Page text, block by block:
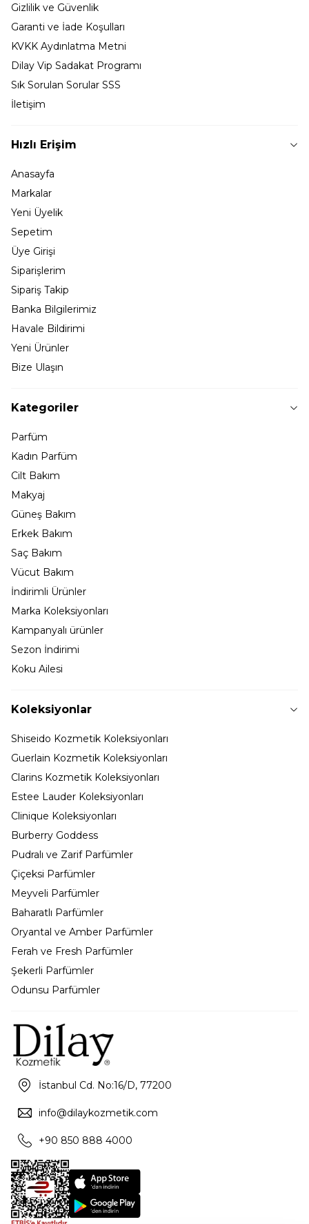
Gizlilik ve Güvenlik
Garanti ve İade Koşulları
KVKK Aydınlatma Metni
Dilay Vip Sadakat Programı
Sık Sorulan Sorular SSS
İletişim
Hızlı Erişim
Anasayfa
Markalar
Yeni Üyelik
Sepetim
Üye Girişi
Siparişlerim
Sipariş Takip
Banka Bilgilerimiz
Havale Bildirimi
Yeni Ürünler
Bize Ulaşın
Kategoriler
Parfüm
Kadın Parfüm
Cilt Bakım
Makyaj
Güneş Bakım
Erkek Bakım
Saç Bakım
Vücut Bakım
İndirimli Ürünler
Marka Koleksiyonları
Kampanyalı ürünler
Sezon İndirimi
Koku Ailesi
Koleksiyonlar
Shiseido Kozmetik Koleksiyonları
Guerlain Kozmetik Koleksiyonları
Clarins Kozmetik Koleksiyonları
Estee Lauder Koleksiyonları
Clinique Koleksiyonları
Burberry Goddess
Pudralı ve Zarif Parfümler
Çiçeksi Parfümler
Meyveli Parfümler
Baharatlı Parfümler
Oryantal ve Amber Parfümler
Ferah ve Fresh Parfümler
Şekerli Parfümler
Odunsu Parfümler
İstanbul Cd. No:16/D, 77200
info@dilaykozmetik.com
+90 850 888 4000